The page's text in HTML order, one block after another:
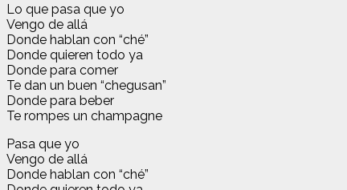
Lo que pasa que yo
Vengo de allá
Donde hablan con “ché”
Donde quieren todo ya
Donde para comer
Te dan un buen “chegusan”
Donde para beber
Te rompes un champagne
Pasa que yo
Vengo de allá
Donde hablan con “ché”